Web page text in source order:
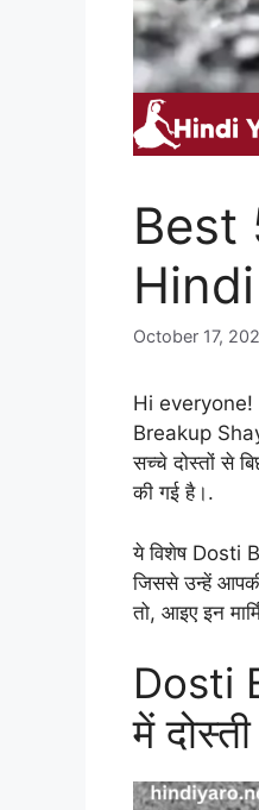
Best
Hindi
October 17,
Hi
Breakup
सच्चे दोस्तों से
की गई है।.
ये विशेष Dosti
जिससे उन्हें
तो, आइए इन
Dosti
में